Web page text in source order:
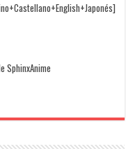
SphinxAnime